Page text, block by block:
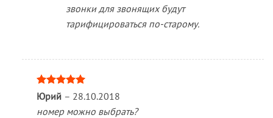
звонки для звонящих будут
тарифицироваться по-старому.
Оценка 5
из 5
Юрий – 28.10.2018
номер можно выбрать?